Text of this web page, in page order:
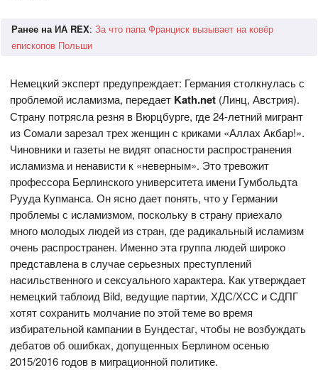
Ранее на ИА REX: За что папа Франциск вызывает на ковёр
епископов Польши
Немецкий эксперт предупреждает: Германия столкнулась с
проблемой исламизма, передает Kath.net (Линц, Австрия).
Страну потрясла резня в Вюрцбурге, где 24-летний мигрант
из Сомали зарезал трех женщин с криками «Аллах Акбар!».
Чиновники и газеты не видят опасности распространения
исламизма и ненависти к «неверным». Это тревожит
профессора Берлинского университета имени Гумбольдта
Рууда Купманса. Он ясно дает понять, что у Германии
проблемы с исламизмом, поскольку в страну приехало
много молодых людей из стран, где радикальный исламизм
очень распространен. Именно эта группа людей широко
представлена в случае серьезных преступлений
насильственного и сексуального характера. Как утверждает
немецкий таблоид Bild, ведущие партии, ХДС/ХСС и СДПГ
хотят сохранить молчание по этой теме во время
избирательной кампании в Бундестаг, чтобы не возбуждать
дебатов об ошибках, допущенных Берлином осенью
2015/2016 годов в миграционной политике.